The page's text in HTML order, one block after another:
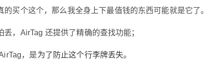
的买个这个，那么我全身上下最值钱的东西可能就是它了。
丢，AirTag 还提供了精确的查找功能；
，是为了防止这个行李牌丢失。